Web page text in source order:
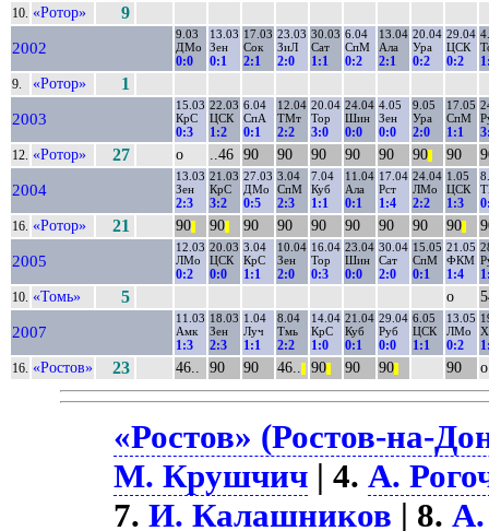
10. «Ротор» 9
2002
9.03
ДМо
0:0
13.03
Зен
0:1
17.03
Сок
2:1
23.03
ЗиЛ
2:0
30.03
Сат
1:1
6.04
СпМ
0:2
13.04
Ала
2:1
20.04
Ура
0:2
29.04
ЦСК
0:2
9. «Ротор» 1
2003
15.03
КрС
0:3
22.03
ЦСК
1:2
6.04
СпА
0:1
12.04
ТМт
2:2
20.04
Тор
3:0
24.04
Шин
0:0
4.05
Зен
0:0
9.05
Ура
2:0
17.05
СпМ
1:1
12. «Ротор» 27 о ..46 90 90 90 90 90 90 90
2004
13.03
Зен
2:3
21.03
КрС
3:2
27.03
ДМо
0:5
3.04
СпМ
2:3
7.04
Куб
1:1
11.04
Ала
0:1
17.04
Рст
1:4
24.04
ЛМо
2:2
1.05
ЦСК
1:3
16. «Ротор» 21 90 90 90 90 90 90 90 90 90
2005
12.03
ЛМо
0:2
20.03
ЦСК
0:0
3.04
КрС
1:1
10.04
Зен
2:0
16.04
Тор
0:3
23.04
Шин
0:0
30.04
Сат
2:0
15.05
СпМ
0:1
21.05
ФКМ
1:4
10. «Томь» 5 о
2007
11.03
Амк
1:3
18.03
Зен
2:3
1.04
Луч
1:1
8.04
Тмь
2:2
14.04
КрС
1:0
21.04
Куб
0:1
29.04
Руб
0:0
6.05
ЦСК
1:1
13.05
ЛМо
0:2
16. «Ростов» 23 46.. 90 90 46.. 90 90 90 90 о
«Ростов» (Ростов-на-
М. Крушчич | 4.А.
7.И. Калашников | 8.А.